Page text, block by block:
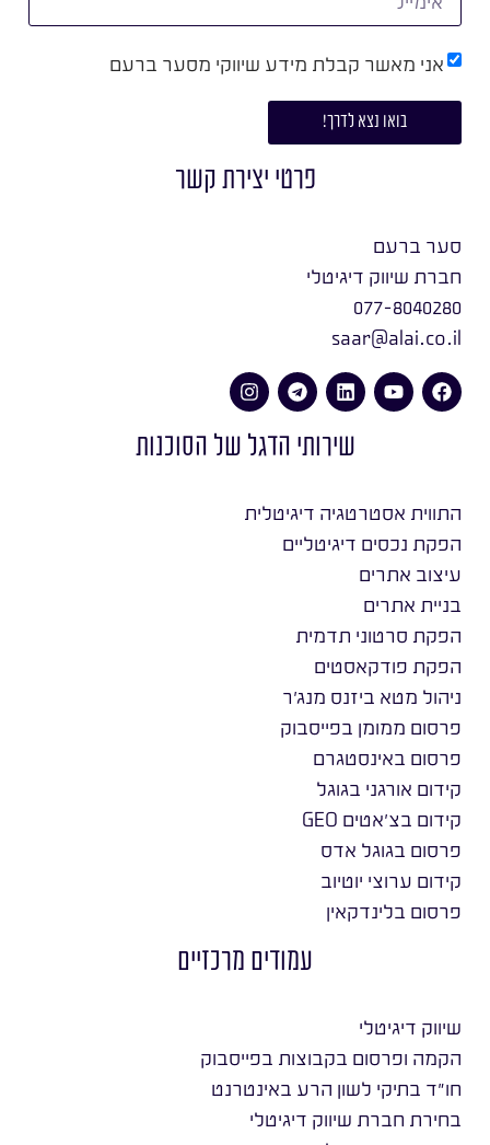
אני מאשר קבלת מידע שיווקי מסער ברעם
בואו נצא לדרך!
פרטי יצירת קשר
סער ברעם
חברת שיווק דיגיטלי
077-8040280
saar@alai.co.il
שירותי הדגל של הסוכנות
התווית אסטרטגיה דיגיטלית
הפקת נכסים דיגיטליים
עיצוב אתרים
בניית אתרים
הפקת סרטוני תדמית
הפקת פודקאסטים
ניהול מטא ביזנס מנג׳ר
פרסום ממומן בפייסבוק
פרסום באינסטגרם
קידום אורגני בגוגל
קידום בצ׳אטים GEO
פרסום בגוגל אדס
קידום ערוצי יוטיוב
פרסום בלינדקאין
עמודים מרכזיים
שיווק דיגיטלי
הקמה ופרסום בקבוצות בפייסבוק
חו״ד בתיקי לשון הרע באינטרנט
בחירת חברת שיווק דיגיטלי